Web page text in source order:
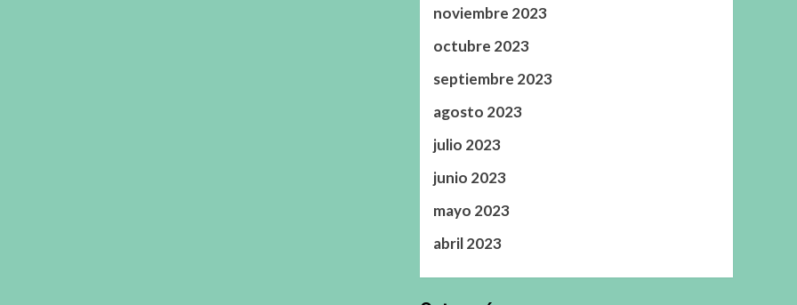
noviembre 2023
octubre 2023
septiembre 2023
agosto 2023
julio 2023
junio 2023
mayo 2023
abril 2023